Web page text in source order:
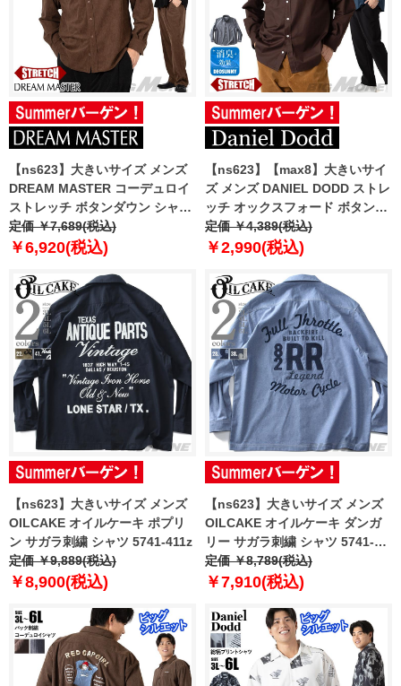
【ns623】大きいサイズ メンズ
DREAM MASTER コーデュロイ
ストレッチ ボタンダウン シャツ
dm-sh250401 【t2503】
定価 ￥7,689(税込)
￥6,920(税込)
【ns623】【max8】大きいサイ
ズ メンズ DANIEL DODD ストレ
ッチ オックスフォード ボタンダ
ウン シャツ azsh-250409
【t2502】
定価 ￥4,389(税込)
￥2,990(税込)
【ns623】大きいサイズ メンズ
OILCAKE オイルケーキ ポプリ
ン サガラ刺繍 シャツ 5741-411z
定価 ￥9,889(税込)
￥8,900(税込)
【ns623】大きいサイズ メンズ
OILCAKE オイルケーキ ダンガ
リー サガラ刺繍 シャツ 5741-
412z
定価 ￥8,789(税込)
￥7,910(税込)